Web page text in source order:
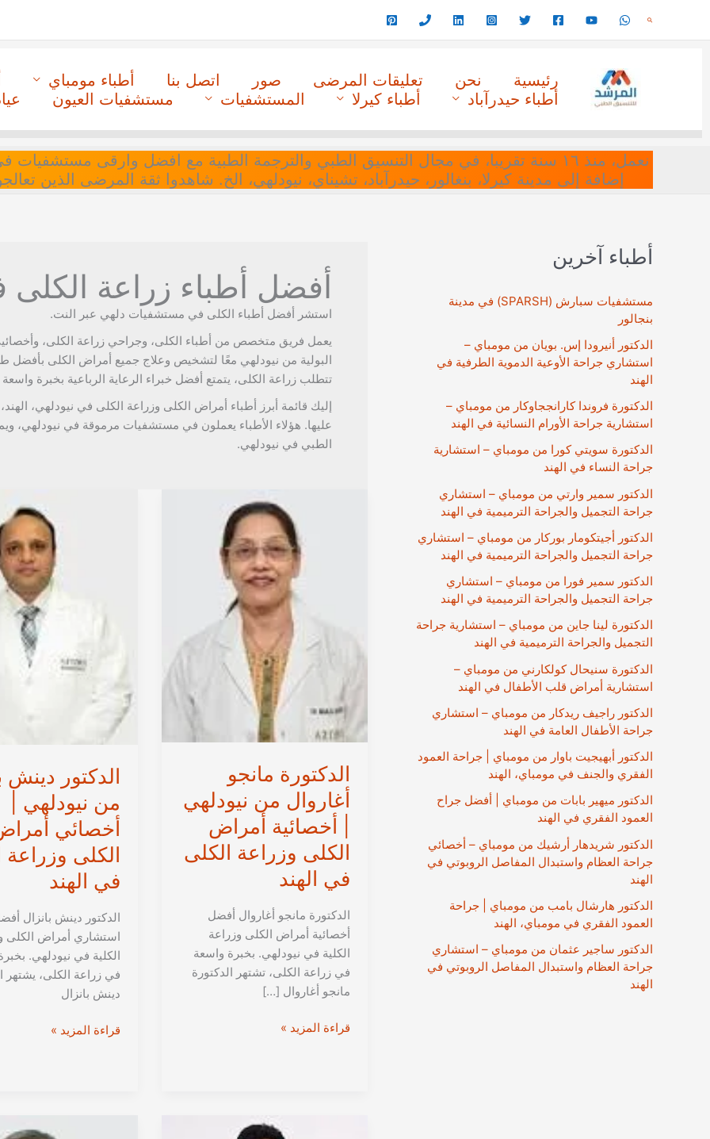
البحث
رئيسية نحن تعليقات المرضى صور اتصل بنا أطباء مومباي
أطباء حيدرآباد
أطباء كيرلا المستشفيات مستشفيات العيون
نعمل، منذ ١٦ سنة تقريبا، في مجال التنسيق الطبي والترجمة الطبية مع افضل وارقى
إضافة إلى مدينة كيرلا، بنغالور، حيدرآباد، تشيناي، نيودلهي، الخ. شاهدوا ثقة المرضى الذين
أطباء آخرين
مستشفيات سبارش (SPARSH) في مدينة
بنجالور
الدكتور أنيرودا إس. بويان من مومباي –
استشاري جراحة الأوعية الدموية الطرفية في
الهند
الدكتورة فروندا كارانججاوكار من مومباي –
استشارية جراحة الأورام النسائية في الهند
الدكتورة سويتي كورا من مومباي – استشارية
جراحة النساء في الهند
الدكتور سمير وارتي من مومباي – استشاري
جراحة التجميل والجراحة الترميمية في الهند
الدكتور أجيتكومار بوركار من مومباي – استشاري
جراحة التجميل والجراحة الترميمية في الهند
الدكتور سمير فورا من مومباي – استشاري
جراحة التجميل والجراحة الترميمية في الهند
الدكتورة لينا جاين من مومباي – استشارية جراحة
التجميل والجراحة الترميمية في الهند
الدكتورة سنيحال كولكارني من مومباي –
استشارية أمراض قلب الأطفال في الهند
الدكتور راجيف ريدكار من مومباي – استشاري
جراحة الأطفال العامة في الهند
الدكتور أبهيجيت باوار من مومباي | جراحة العمود
الفقري والجنف في مومباي، الهند
الدكتور ميهير بابات من مومباي | أفضل جراح
العمود الفقري في الهند
الدكتور شريدهار أرشيك من مومباي – أخصائي
جراحة العظام واستبدال المفاصل الروبوتي في
الهند
الدكتور هارشال بامب من مومباي | جراحة
العمود الفقري في مومباي، الهند
الدكتور ساجير عثمان من مومباي – استشاري
جراحة العظام واستبدال المفاصل الروبوتي في
الهند
أفضل أطباء زراعة الكلى في
استشر أفضل أطباء الكلى في مستشفيات دلهي عبر النت.
يعمل فريق متخصص من أطباء الكلى، وجراحي زراعة الكلى،
البولية من نيودلهي معًا لتشخيص وعلاج جميع أمراض الكلى بأفضل
تتطلب زراعة الكلى، يتمتع أفضل خبراء الرعاية الرباعية بخبرة واسعة
إليك قائمة أبرز أطباء أمراض الكلى وزراعة الكلى في نيودلهي،
عليها. هؤلاء الأطباء يعملون في مستشفيات مرموقة في نيودلهي،
الطبي في نيودلهي.
الدكتورة مانجو
أغاروال من نيودلهي
| أخصائية أمراض
الكلى وزراعة الكلى
في الهند
الدكتورة مانجو أغاروال أفضل
أخصائية أمراض الكلى وزراعة
الكلية في نيودلهي. بخبرة واسعة
في زراعة الكلى، تشتهر الدكتورة
مانجو أغاروال […]
الدكتورة
قراءة المزيد »
الدكتور دينش
من نيودلهي |
أخصائي
الكلى وزراعة
في الهند
الدكتور دينش بانزال
استشاري أمراض الكلى
الكلية في نيودلهي.
في زراعة الكلى، يشتهر
دينش بانزال
الدكتور
قراءة المزيد »